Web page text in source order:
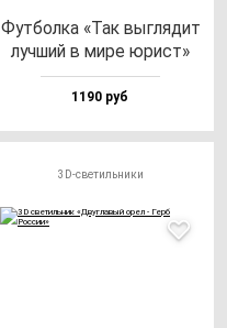
Фут­бол­ка «Так выг­ля­дит
луч­ший в ми­ре юрист»
1190 руб
3D-светильники